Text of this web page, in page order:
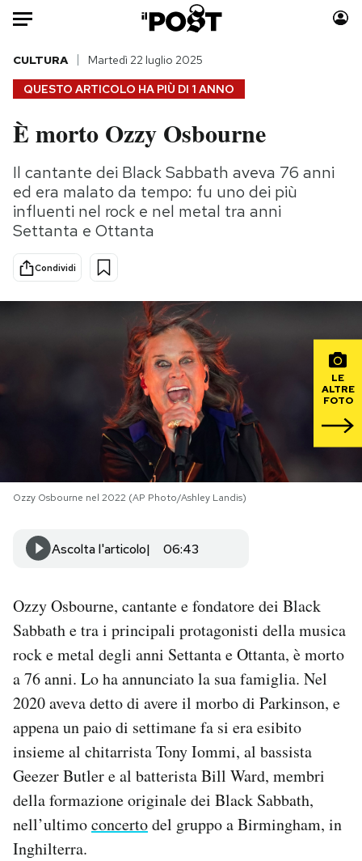
Auto
HOME
Italia
Politica
Tecnologia
Internet
Scienza
Cultura
Economia
Moda
Consumismi
Storie/Idee
Altrecose
Mondiali calcio 2026
NEWSLETTER
I MIEI PREFERITI
SHOP
CALENDARIO
AREA PERSONALE
Area Personale
Notifiche mobile
Regala il Post
Hai bisogno di aiuto?
Esci
QUESTO ARTICOLO HA PIÙ DI 1 ANNO
CULTURA Martedì 22 luglio 2025
È morto Ozzy Osbourne
Il cantante dei Black Sabbath aveva 76 anni
ed era malato da tempo: fu uno dei più
influenti nel rock e nel metal tra anni
Settanta e Ottanta
Condividi
LE
ALTRE
FOTO
Ozzy Osbourne nel 2022 (AP Photo/Ashley Landis)
Ascolta l'articolo 06:43
Ozzy Osbourne, cantante e fondatore dei Black
Sabbath e tra i principali protagonisti della musica
rock e metal degli anni Settanta e Ottanta, è morto
a 76 anni. Lo ha annunciato la sua famiglia. Nel
2020 aveva detto di avere il morbo di Parkinson, e
appena un paio di settimane fa si era esibito
insieme al chitarrista Tony Iommi, al bassista
Geezer Butler e al batterista Bill Ward, membri
della formazione originale dei Black Sabbath,
nell’ultimoconcertodel gruppo a Birmingham, in
Inghilterra.